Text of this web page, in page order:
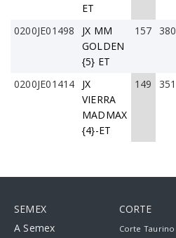
ET
0200JE01498
JX MM
GOLDEN
{5} ET
157 380
0200JE01414
JX
VIERRA
MADMAX
{4}-ET
149 351
SEMEX
A Semex
CORTE
Corte Taurino